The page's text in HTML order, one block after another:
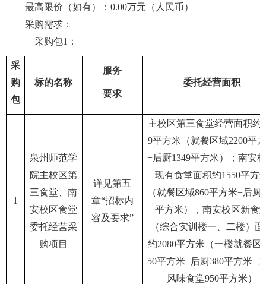
最高限价（如有）： 0.00万元（人民币）
采购需求：
采购包1：
采
购
包
标的名称
服务
要求
委托经营面积
1
泉州师范学
院主校区第
三食堂、南
安校区食堂
委托经营采
购项目
详见第五
章“招标内
容及要求”
主校区第三食堂经营面积约
9平方米（就餐区域2200平
+后厨1349平方米）；南安
现有食堂面积约1550平方
（就餐区域860平方米+后厨
平方米），南安校区新食
（综合实训楼一、二楼）面
约2080平方米（一楼就餐区
50平方米+后厨380平方米+
风味食堂950平方米）